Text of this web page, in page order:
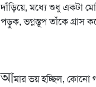
দাঁড়িয়ে, মধ্যে শুধু একটা
পড়ুক, ভগ্নস্তূপ তাঁকে গ্রাস
আমার ভয় হচ্ছিল, কোনো